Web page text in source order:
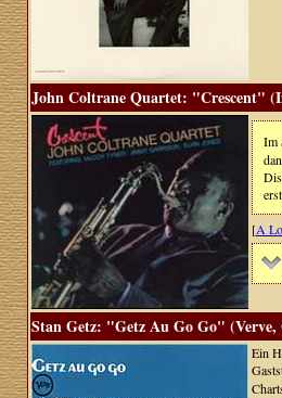
John Coltrane Quartet: "Crescent"
Im
[A
Stan Getz: "Getz Au Go Go" (Verve,
Ein